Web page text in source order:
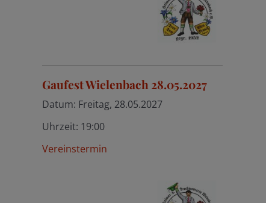
Gaufest Wielenbach 28.05.2027
Datum: Freitag, 28.05.2027
Uhrzeit: 19:00
Vereinstermin